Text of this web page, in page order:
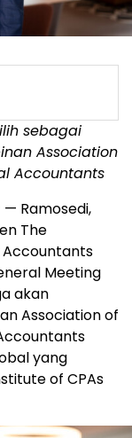
sebagai
Association
Accountants
Ramosedi,
The
Meeting
akan
Association of
yang
of CPAs